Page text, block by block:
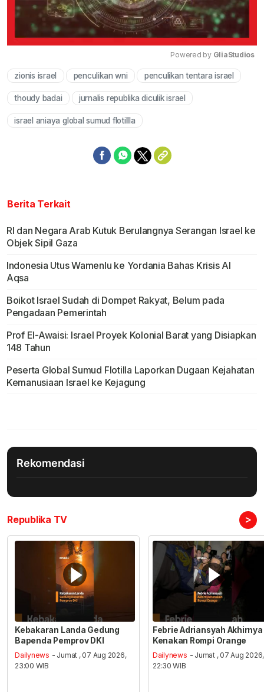
Mute
Powered by GliaStudios
zionis israel penculikan wni penculikan tentara israel
thoudy badai jurnalis republika diculik israel
israel aniaya global sumud flotillla
Berita Terkait
RI dan Negara Arab Kutuk Berulangnya Serangan Israel ke
Objek Sipil Gaza
Indonesia Utus Wamenlu ke Yordania Bahas Krisis Al
Aqsa
Boikot Israel Sudah di Dompet Rakyat, Belum pada
Pengadaan Pemerintah
Prof El-Awaisi: Israel Proyek Kolonial Barat yang Disiapkan
148 Tahun
Peserta Global Sumud Flotilla Laporkan Dugaan Kejahatan
Kemanusiaan Israel ke Kejagung
Rekomendasi
Republika TV >
Kebakaran Landa Gedung
Bapenda Pemprov DKI
Dailynews - Jumat , 07 Aug 2026,
23:00 WIB
Febrie Adriansyah Akhirnya
Kenakan Rompi Orange
Dailynews - Jumat , 07 Aug 2026,
22:30 WIB